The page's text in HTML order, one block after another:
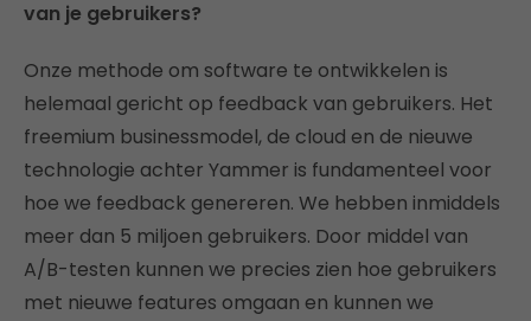
van je gebruikers?
Onze methode om software te ontwikkelen is
helemaal gericht op feedback van gebruikers. Het
freemium businessmodel, de cloud en de nieuwe
technologie achter Yammer is fundamenteel voor
hoe we feedback genereren. We hebben inmiddels
meer dan 5 miljoen gebruikers. Door middel van
A/B-testen kunnen we precies zien hoe gebruikers
met nieuwe features omgaan en kunnen we